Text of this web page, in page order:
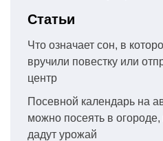
Статьи
Что означает сон, в
вручили повестку или
центр
Посевной календарь на
можно посеять в
дадут урожай